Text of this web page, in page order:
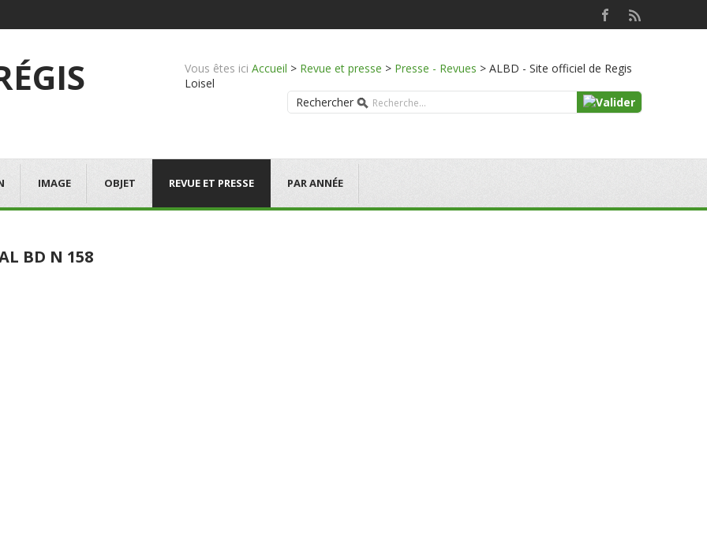
Vous êtes ici Accueil > Revue et presse > Presse - Revues > ALBD - Site officiel de Regis
Loisel
Rechercher
IMAGE OBJET REVUE ET PRESSE PAR ANNÉE
BD N 158